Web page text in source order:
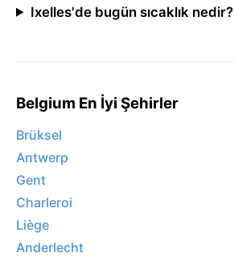
Ixelles'de bugün sıcaklık nedir?
Belgium En İyi Şehirler
Brüksel
Antwerp
Gent
Charleroi
Liège
Anderlecht